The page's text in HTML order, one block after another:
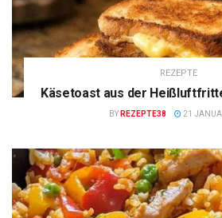
REZEPTE
Käsetoast aus der
BY REZEPTE38 21